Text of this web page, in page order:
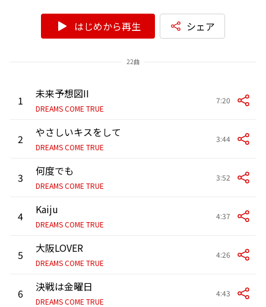
はじめから再生 シェア
22曲
1 未来予想図II
DREAMS COME TRUE
7:20
2 やさしいキスをして
DREAMS COME TRUE
3:44
3 何度でも
DREAMS COME TRUE
3:52
4 Kaiju
DREAMS COME TRUE
4:37
5 大阪LOVER
DREAMS COME TRUE
4:26
6 決戦は金曜日
DREAMS COME TRUE
4:43